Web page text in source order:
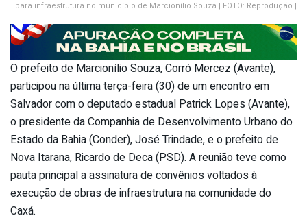
para infraestrutura no município de Marcionílio Souza | FOTO: Reprodução |
O prefeito de Marcionílio Souza, Corró Mercez (Avante),
participou na última terça-feira (30) de um encontro em
Salvador com o deputado estadual Patrick Lopes (Avante),
o presidente da Companhia de Desenvolvimento Urbano do
Estado da Bahia (Conder), José Trindade, e o prefeito de
Nova Itarana, Ricardo de Deca (PSD). A reunião teve como
pauta principal a assinatura de convênios voltados à
execução de obras de infraestrutura na comunidade do
Caxá.